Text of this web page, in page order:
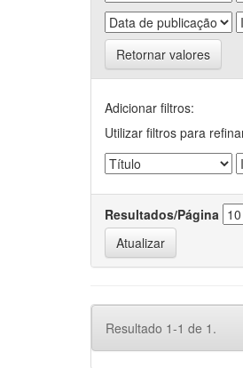
Retornar valores
Adicionar filtros:
Utilizar filtros para
Resultados/Página
Resultado 1-1 de 1.